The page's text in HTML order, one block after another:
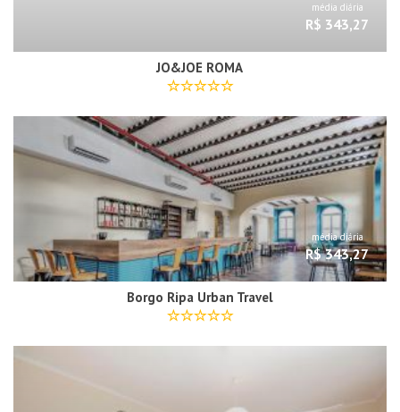
média diária
R$ 343,27
JO&JOE ROMA
média diária
R$ 343,27
Borgo Ripa Urban Travel